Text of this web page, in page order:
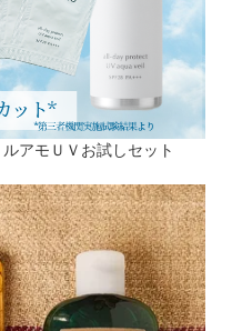
アモＵＶお試しセット